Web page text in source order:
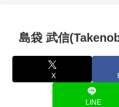
島袋 武信
X
LINE